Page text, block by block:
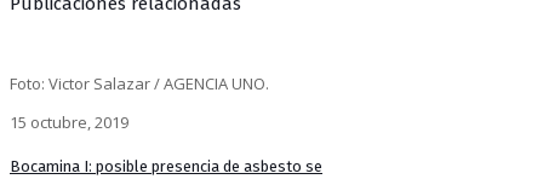
Foto: Victor Salazar / AGENCIA UNO.
15 octubre, 2019
Bocamina I: posible presencia de asbesto se